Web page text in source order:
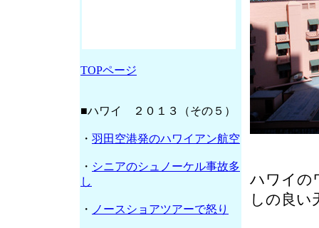
ハワイの
しの良い
TOPページ
■ハワイ ２０１３（その５）
・ 羽田空港発のハワイアン航空
・ シニアのシュノーケル事故多
し
・ ノースショアツアーで怒り